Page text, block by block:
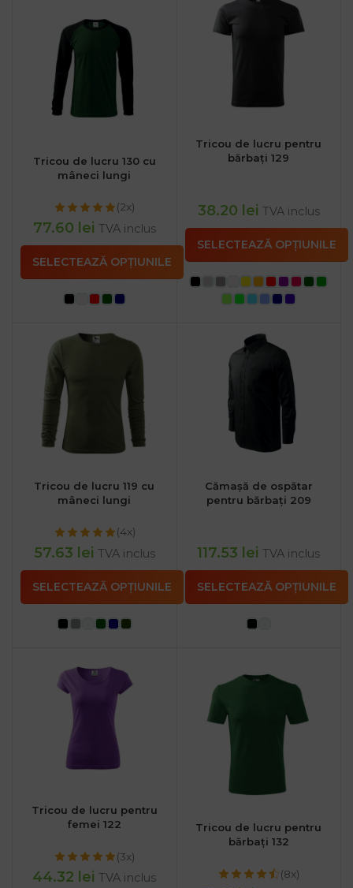
Tricou de lucru 130 cu
mâneci lungi
(2x)
77.60 lei TVA inclus
SELECTEAZĂ OPȚIUNILE
Tricou de lucru pentru
bărbați 129
38.20 lei TVA inclus
SELECTEAZĂ OPȚIUNILE
Tricou de lucru 119 cu
mâneci lungi
(4x)
57.63 lei TVA inclus
SELECTEAZĂ OPȚIUNILE
Cămașă de ospătar
pentru bărbați 209
117.53 lei TVA inclus
SELECTEAZĂ OPȚIUNILE
Tricou de lucru pentru
femei 122
(3x)
44.32 lei TVA inclus
Tricou de lucru pentru
bărbați 132
(8x)